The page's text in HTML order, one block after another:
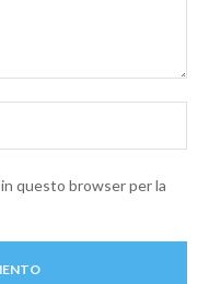
questo browser per la